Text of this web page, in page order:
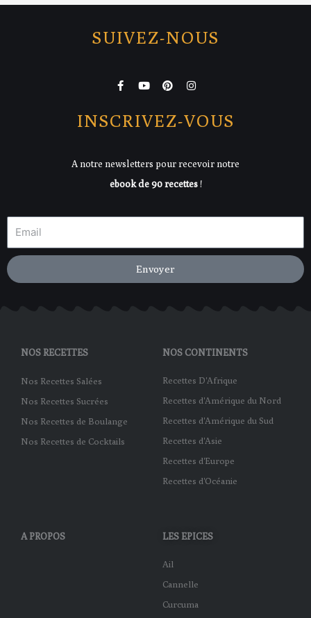
SUIVEZ-NOUS
F
a
e
b
-
Y
t
u
P
i
t
e
t
I
n
t
a
m
INSCRIVEZ-VOUS
A notre newsletters pour recevoir notre
ebook de 90 recettes!
Envoyer
NOS RECETTES
Nos Recettes Salées
Nos Recettes Sucrées
Nos Recettes de Boulange
Nos Recettes de Cocktails
NOS CONTINENTS
Recettes D'Afrique
Recettes d'Amérique du Nord
Recettes d'Amérique du Sud
Recettes d'Asie
Recettes d'Europe
Recettes d'Océanie
A PROPOS LES EPICES
Ail
Cannelle
Curcuma